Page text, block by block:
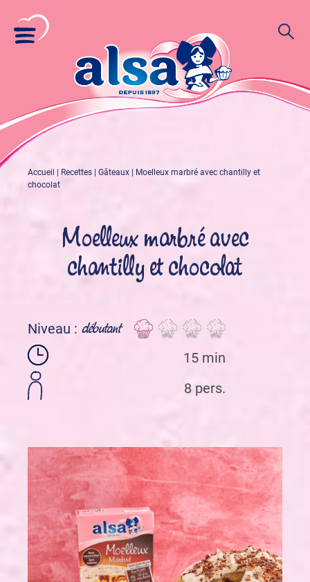
Accueil Recettes Gâteaux
Moelleux marbré avec chantilly et
chocolat
Moelleux marbré avec
chantilly et chocolat
Niveau : débutant
15 min
8 pers.